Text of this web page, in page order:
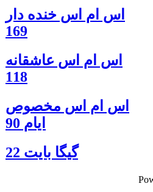
اس ام اس خنده دار
169
اس ام اس عاشقانه
118
اس ام اس مخصوص
ایام 90
گيگا بايت 22